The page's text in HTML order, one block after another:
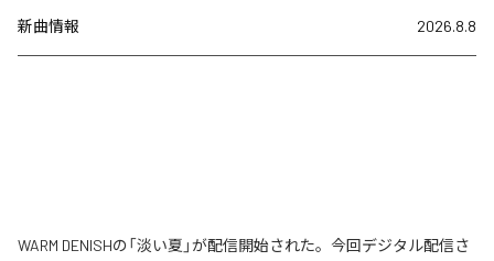
新曲情報 2026.8.8
WARM DENISHの「淡い夏」が配信開始された。今回デジタル配信さ